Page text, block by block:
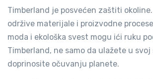
Timberland je posvećen zaštiti
održive materijale i proizvodne
moda i ekološka svest mogu ići ruku
Timberland, ne samo da ulažete u svoj
doprinosite očuvanju planete.